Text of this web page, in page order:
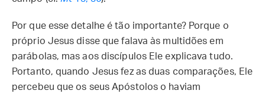
Por que esse detalhe é tão importante? Porque o
próprio Jesus disse que falava às multidões em
parábolas, mas aos discípulos Ele explicava tudo.
Portanto, quando Jesus fez as duas comparações, Ele
percebeu que os seus Apóstolos o haviam